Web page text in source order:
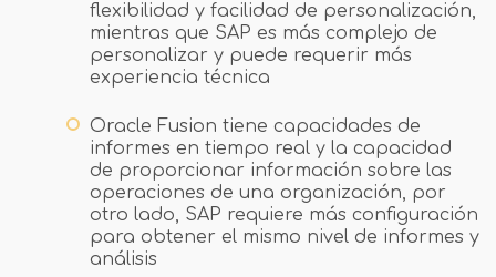
flexibilidad y facilidad de personalización,
mientras que SAP es más complejo de
personalizar y puede requerir más
experiencia técnica
Oracle Fusion tiene capacidades de
informes en tiempo real y la capacidad
de proporcionar información sobre las
operaciones de una organización, por
otro lado, SAP requiere más configuración
para obtener el mismo nivel de informes y
análisis